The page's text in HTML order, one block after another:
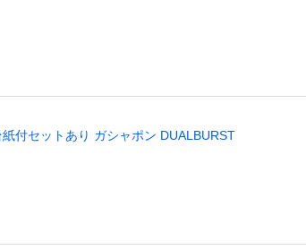
付セットあり ガシャポン DUALBURST